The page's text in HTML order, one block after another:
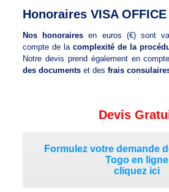
Honoraires VISA OFFICE
Nos honoraires en euros (€) sont
compte de la complexité de la
Notre devis prend également en
des documents et des frais
Devis
Formulez votre demande
Togo en ligne
cliquez ici